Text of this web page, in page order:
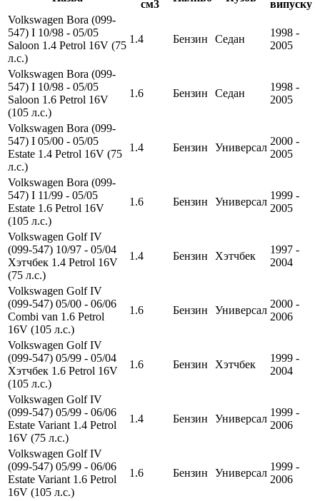
см3
випуску
Volkswagen Bora (099-
547) I 10/98 - 05/05
Saloon 1.4 Petrol 16V (75
л.с.)
1.4 Бензин Седан
1998 -
2005
Volkswagen Bora (099-
547) I 10/98 - 05/05
Saloon 1.6 Petrol 16V
(105 л.с.)
1.6 Бензин Седан
1998 -
2005
Volkswagen Bora (099-
547) I 05/00 - 05/05
Estate 1.4 Petrol 16V (75
л.с.)
1.4 Бензин Универсал
2000 -
2005
Volkswagen Bora (099-
547) I 11/99 - 05/05
Estate 1.6 Petrol 16V
(105 л.с.)
1.6 Бензин Универсал
1999 -
2005
Volkswagen Golf IV
(099-547) 10/97 - 05/04
Хэтчбек 1.4 Petrol 16V
(75 л.с.)
1.4 Бензин Хэтчбек
1997 -
2004
Volkswagen Golf IV
(099-547) 05/00 - 06/06
Combi van 1.6 Petrol
16V (105 л.с.)
1.6 Бензин Универсал
2000 -
2006
Volkswagen Golf IV
(099-547) 05/99 - 05/04
Хэтчбек 1.6 Petrol 16V
(105 л.с.)
1.6 Бензин Хэтчбек
1999 -
2004
Volkswagen Golf IV
(099-547) 05/99 - 06/06
Estate Variant 1.4 Petrol
16V (75 л.с.)
1.4 Бензин Универсал
1999 -
2006
Volkswagen Golf IV
(099-547) 05/99 - 06/06
Estate Variant 1.6 Petrol
16V (105 л.с.)
1.6 Бензин Универсал
1999 -
2006